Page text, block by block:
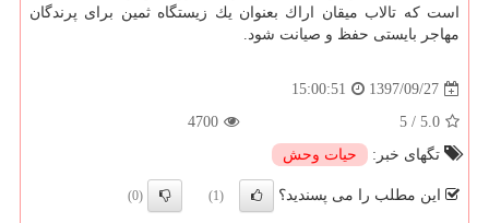
است كه تالاب میقان اراك بعنوان یك زیستگاه ثمین برای پرندگان
مهاجر بایستی حفظ و صیانت شود.
1397/09/27
15:00:51
5.0
/
5
4700
تگهای خبر:
حیات وحش
این مطلب را می پسندید؟ (1)
(0)